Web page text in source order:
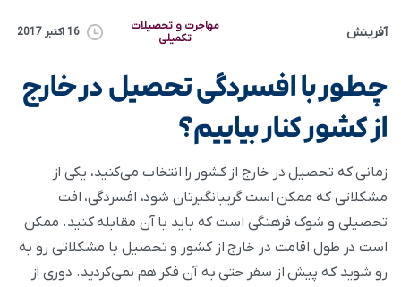
آفرینش
مهاجرت و تحصیلات
تکمیلی
16 اکتبر 2017
چطور با افسردگی تحصیل در خارج
از کشور کنار بیاییم؟
زمانی که تحصیل در خارج از کشور را انتخاب می‌کنید، یکی از
مشکلاتی که ممکن است گریبانگیرتان شود، افسردگی، افت
تحصیلی و شوک فرهنگی است که باید با آن مقابله کنید. ممکن
است در طول اقامت در خارج از کشور و تحصیل با مشکلاتی رو به
رو شوید که پیش از سفر حتی به آن فکر هم نمی‌کردید. دوری از